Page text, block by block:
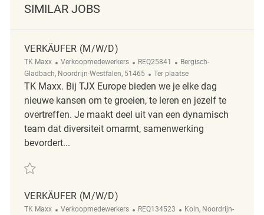
SIMILAR JOBS
VERKÄUFER (M/W/D)
TK Maxx Categorie
Verkoopmedewerkers ReqId
REQ25841 Plaats
Bergisch-
Gladbach, Noordrijn-Westfalen, 51465
Afgelegen
Ter plaatse
TK Maxx. Bij TJX Europe bieden we je elke dag
nieuwe kansen om te groeien, te leren en jezelf te
overtreffen. Je maakt deel uit van een dynamisch
team dat diversiteit omarmt, samenwerking
bevordert...
Redden Verkäufer (m/w/d) REQ25841
VERKÄUFER (M/W/D)
TK Maxx Categorie
Verkoopmedewerkers ReqId
REQ134523 Plaats
Koln, Noordrijn-